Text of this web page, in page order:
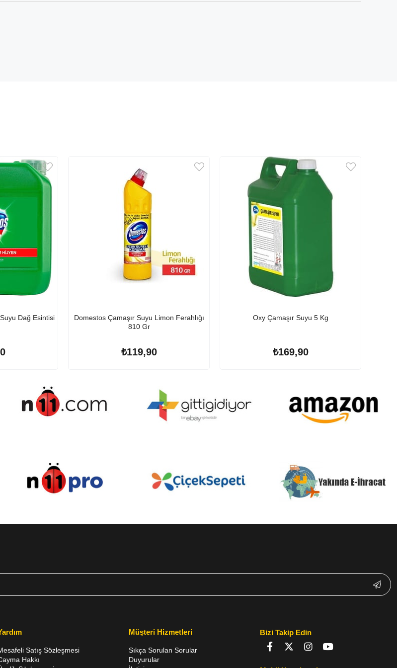
Dağ Esintisi
Domestos Çamaşır Suyu Limon Ferahlığı
810 Gr
₺119,90
Oxy Çamaşır Suyu 5 Kg
₺169,90
Satış Sözleşmesi
Hakkı
Müşteri Hizmetleri
Sıkça Sorulan Sorular
Duyurular
Bizi Takip Edin